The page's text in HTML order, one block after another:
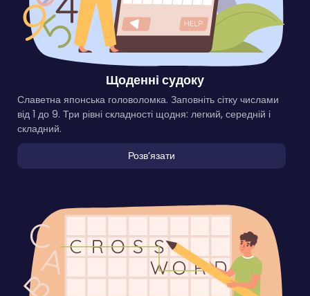
Щоденні судоку
Славетна японська головоломка. Заповніть сітку числами
від 1 до 9. Три рівні складності щодня: легкий, середній і
складний.
Розвʼязати